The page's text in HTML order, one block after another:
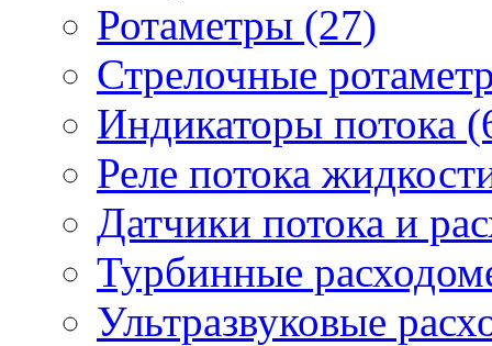
Ротаметры (27)
Стрелочные
Индикаторы потока
Реле потока
Датчики потока и
Турбинные
Ультразвуковые